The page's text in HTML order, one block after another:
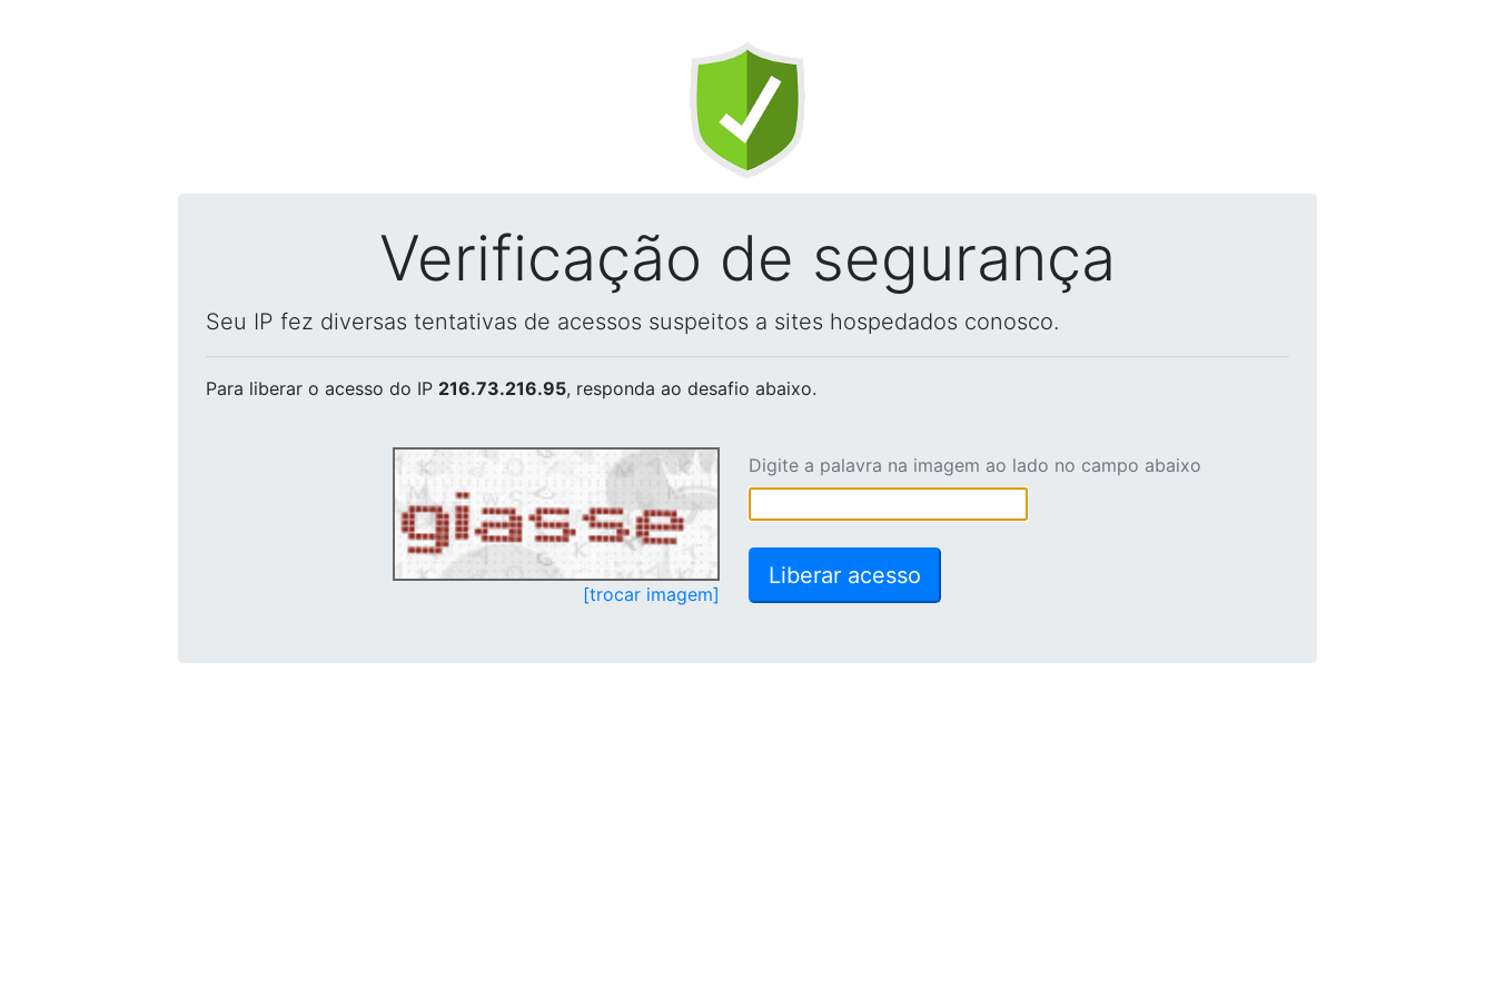
Verificação de segurança
Seu IP fez diversas tentativas de acessos suspeitos a sites hospedados conosco.
Para liberar o acesso do IP 216.73.216.95, responda ao desafio abaixo.
[trocar imagem]
Digite a palavra na imagem ao lado no campo abaixo